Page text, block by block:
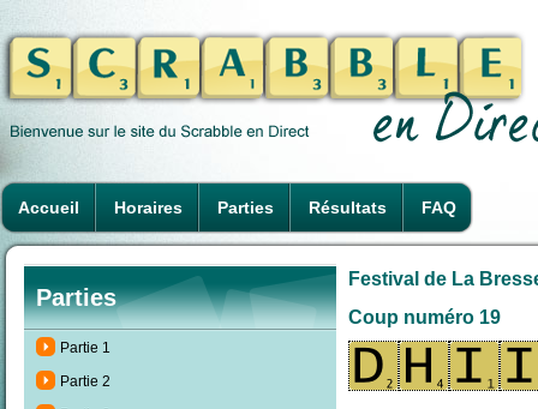
Accueil Horaires Parties Résultats FAQ
Parties
Partie 1
Partie 2
Festival de La
Coup numéro 19